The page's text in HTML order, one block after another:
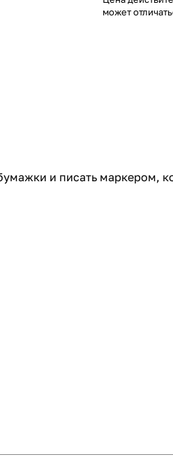
может
и писать маркером,